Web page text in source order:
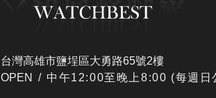
台灣高雄市鹽埕區大勇路65號2樓
OPEN / 中午12:00至晚上8:00 (每週日